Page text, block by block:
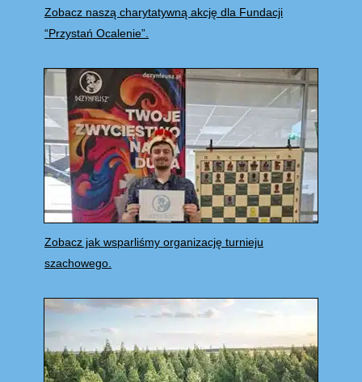
Zobacz naszą charytatywną akcję dla Fundacji
“Przystań Ocalenie”.
Zobacz jak wsparliśmy organizację turnieju
szachowego.